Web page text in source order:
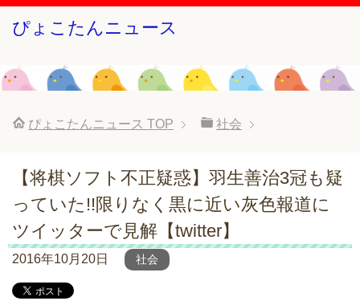
ぴょこたんニュース
ぴょこたんニュース TOP 社会
【将棋ソフト不正疑惑】羽生善治3冠も疑
っていた!!限りなく黒に近い灰色報道に
ツイッターで見解【twitter】
2016年10月20日 社会